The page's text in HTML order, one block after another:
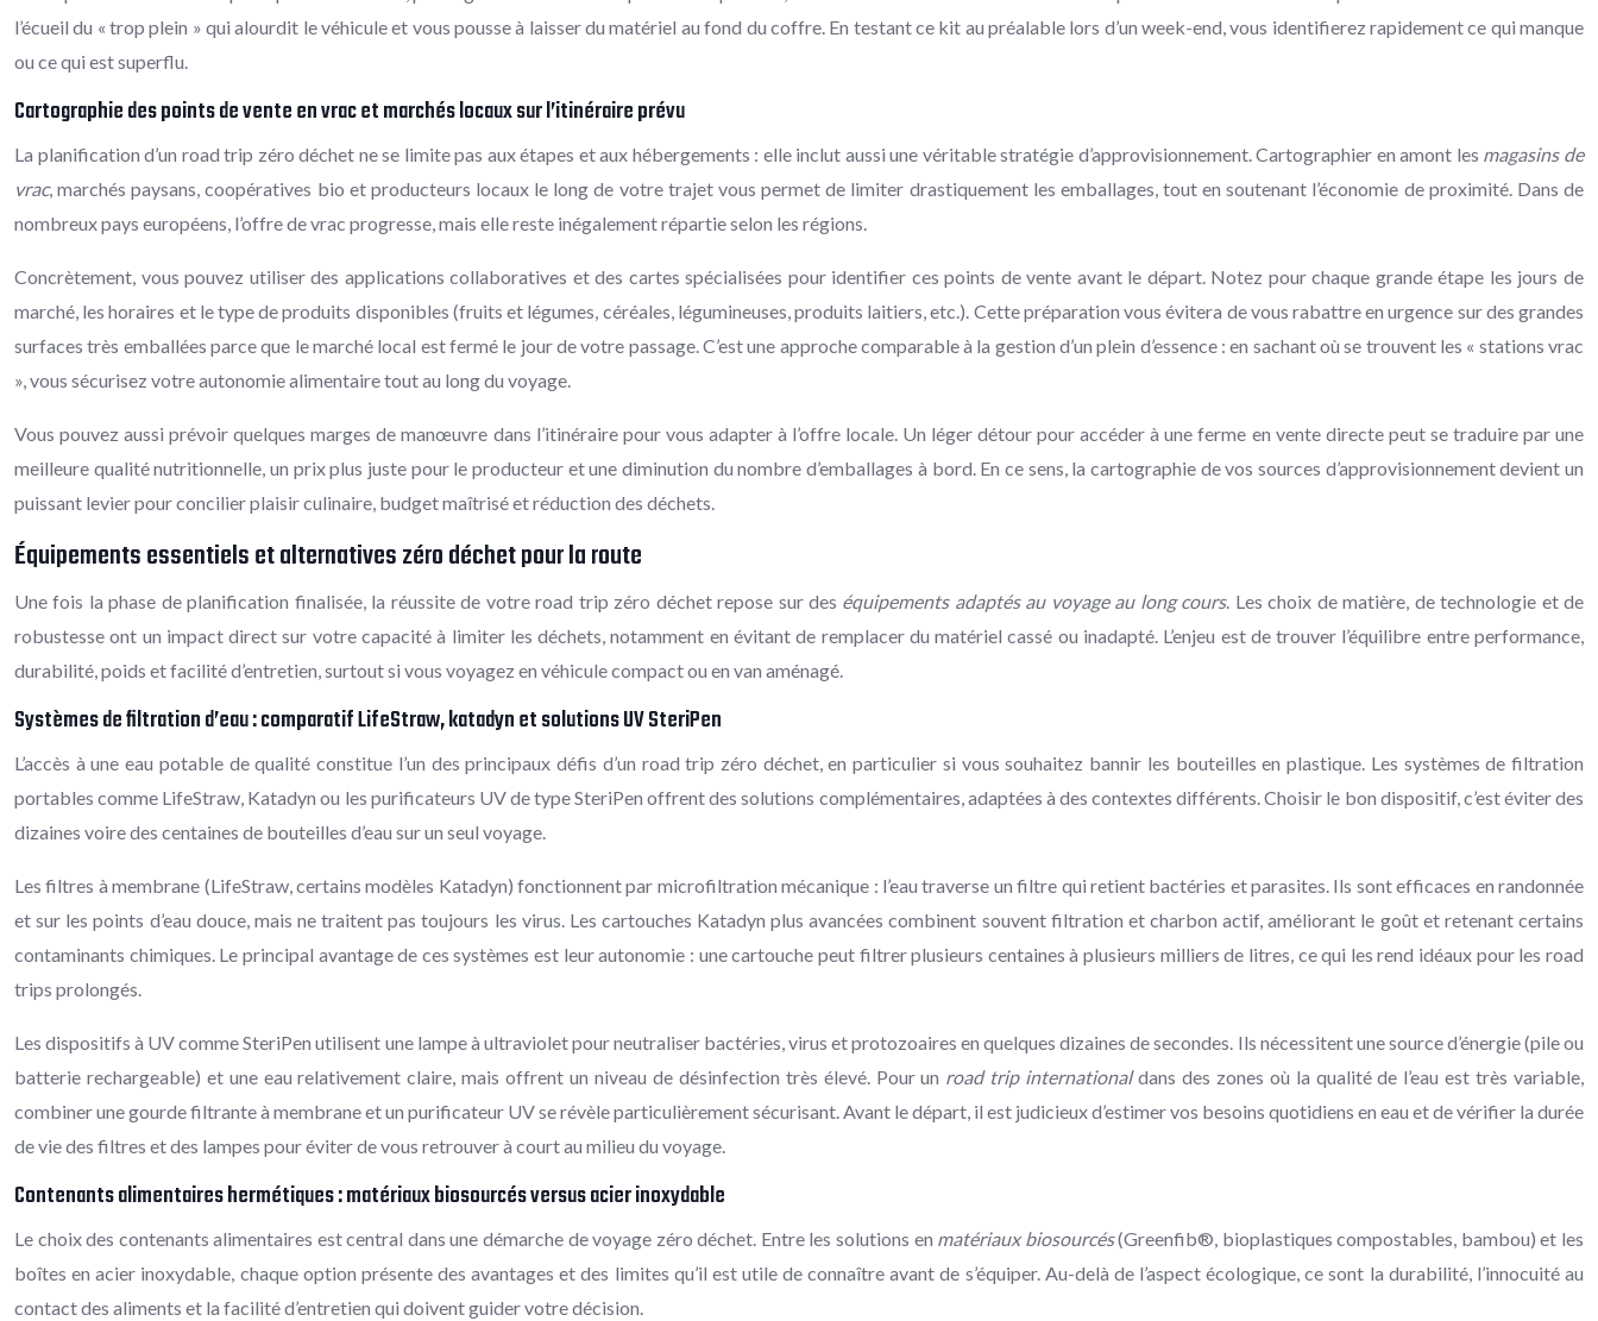
l’écueil du « trop plein » qui alourdit le véhicule et vous pousse à laisser du matériel au fond du coffre. En testant ce kit au préalable lors d’un week-end, vous identifierez rapidement ce qui manque
ou ce qui est superflu.
Cartographie des points de vente en vrac et marchés locaux sur l’itinéraire prévu
La planification d’un road trip zéro déchet ne se limite pas aux étapes et aux hébergements : elle inclut aussi une véritable stratégie d’approvisionnement. Cartographier en amont les magasins de
vrac, marchés paysans, coopératives bio et producteurs locaux le long de votre trajet vous permet de limiter drastiquement les emballages, tout en soutenant l’économie de proximité. Dans de
nombreux pays européens, l’offre de vrac progresse, mais elle reste inégalement répartie selon les régions.
Concrètement, vous pouvez utiliser des applications collaboratives et des cartes spécialisées pour identifier ces points de vente avant le départ. Notez pour chaque grande étape les jours de
marché, les horaires et le type de produits disponibles (fruits et légumes, céréales, légumineuses, produits laitiers, etc.). Cette préparation vous évitera de vous rabattre en urgence sur des grandes
surfaces très emballées parce que le marché local est fermé le jour de votre passage. C’est une approche comparable à la gestion d’un plein d’essence : en sachant où se trouvent les « stations vrac
», vous sécurisez votre autonomie alimentaire tout au long du voyage.
Vous pouvez aussi prévoir quelques marges de manœuvre dans l’itinéraire pour vous adapter à l’offre locale. Un léger détour pour accéder à une ferme en vente directe peut se traduire par une
meilleure qualité nutritionnelle, un prix plus juste pour le producteur et une diminution du nombre d’emballages à bord. En ce sens, la cartographie de vos sources d’approvisionnement devient un
puissant levier pour concilier plaisir culinaire, budget maîtrisé et réduction des déchets.
Équipements essentiels et alternatives zéro déchet pour la route
Une fois la phase de planification finalisée, la réussite de votre road trip zéro déchet repose sur des équipements adaptés au voyage au long cours. Les choix de matière, de technologie et de
robustesse ont un impact direct sur votre capacité à limiter les déchets, notamment en évitant de remplacer du matériel cassé ou inadapté. L’enjeu est de trouver l’équilibre entre performance,
durabilité, poids et facilité d’entretien, surtout si vous voyagez en véhicule compact ou en van aménagé.
Systèmes de filtration d’eau : comparatif LifeStraw, katadyn et solutions UV SteriPen
L’accès à une eau potable de qualité constitue l’un des principaux défis d’un road trip zéro déchet, en particulier si vous souhaitez bannir les bouteilles en plastique. Les systèmes de filtration
portables comme LifeStraw, Katadyn ou les purificateurs UV de type SteriPen offrent des solutions complémentaires, adaptées à des contextes différents. Choisir le bon dispositif, c’est éviter des
dizaines voire des centaines de bouteilles d’eau sur un seul voyage.
Les filtres à membrane (LifeStraw, certains modèles Katadyn) fonctionnent par microfiltration mécanique : l’eau traverse un filtre qui retient bactéries et parasites. Ils sont efficaces en randonnée
et sur les points d’eau douce, mais ne traitent pas toujours les virus. Les cartouches Katadyn plus avancées combinent souvent filtration et charbon actif, améliorant le goût et retenant certains
contaminants chimiques. Le principal avantage de ces systèmes est leur autonomie : une cartouche peut filtrer plusieurs centaines à plusieurs milliers de litres, ce qui les rend idéaux pour les road
trips prolongés.
Les dispositifs à UV comme SteriPen utilisent une lampe à ultraviolet pour neutraliser bactéries, virus et protozoaires en quelques dizaines de secondes. Ils nécessitent une source d’énergie (pile ou
batterie rechargeable) et une eau relativement claire, mais offrent un niveau de désinfection très élevé. Pour un road trip internationaldans des zones où la qualité de l’eau est très variable,
combiner une gourde filtrante à membrane et un purificateur UV se révèle particulièrement sécurisant. Avant le départ, il est judicieux d’estimer vos besoins quotidiens en eau et de vérifier la durée
de vie des filtres et des lampes pour éviter de vous retrouver à court au milieu du voyage.
Contenants alimentaires hermétiques : matériaux biosourcés versus acier inoxydable
Le choix des contenants alimentaires est central dans une démarche de voyage zéro déchet. Entre les solutions en matériaux biosourcés(Greenfib®, bioplastiques compostables, bambou) et les
boîtes en acier inoxydable, chaque option présente des avantages et des limites qu’il est utile de connaître avant de s’équiper. Au-delà de l’aspect écologique, ce sont la durabilité, l’innocuité au
contact des aliments et la facilité d’entretien qui doivent guider votre décision.